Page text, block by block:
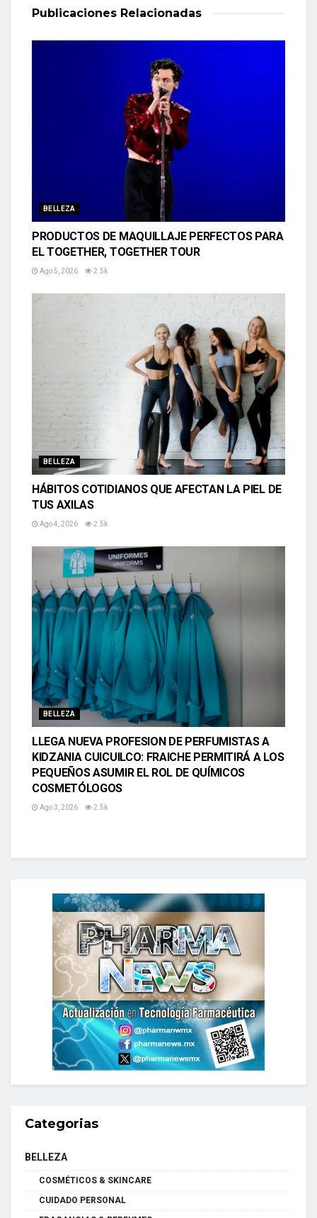
Publicaciones Relacionadas
BELLEZA
PRODUCTOS DE MAQUILLAJE PERFECTOS PARA
EL TOGETHER, TOGETHER TOUR
Ago 5, 2026 2.5k
BELLEZA
HÁBITOS COTIDIANOS QUE AFECTAN LA PIEL DE
TUS AXILAS
Ago 4, 2026 2.5k
BELLEZA
LLEGA NUEVA PROFESION DE PERFUMISTAS A
KIDZANIA CUICUILCO: FRAICHE PERMITIRÁ A LOS
PEQUEÑOS ASUMIR EL ROL DE QUÍMICOS
COSMETÓLOGOS
Ago 3, 2026 2.5k
Categorias
BELLEZA
COSMÉTICOS & SKINCARE
CUIDADO PERSONAL